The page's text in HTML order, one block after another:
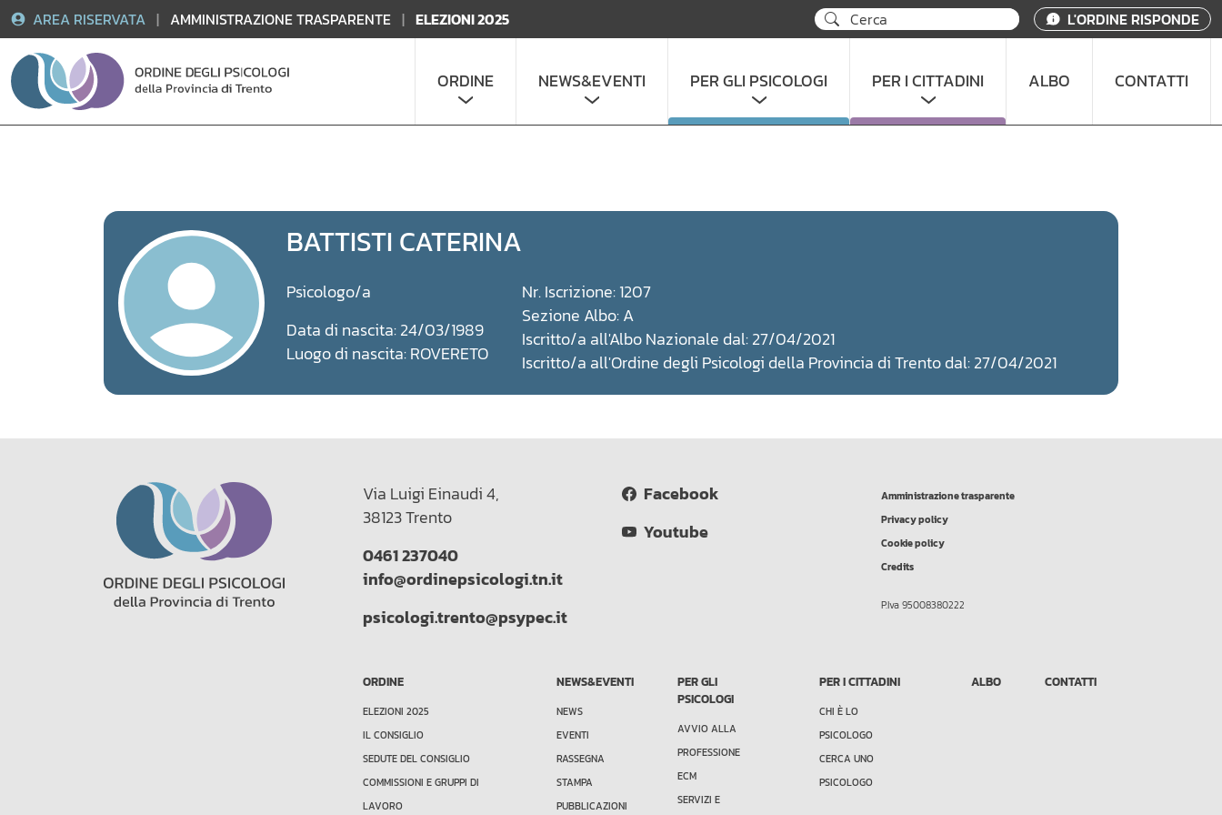
contenuto
AREA RISERVATA | AMMINISTRAZIONE TRASPARENTE | ELEZIONI 2025 L'ORDINE RISPONDE
ORDINE NEWS&EVENTI PER GLI PSICOLOGI PER I CITTADINI ALBO CONTATTI
BATTISTI CATERINA
Psicologo/a
Data di nascita: 24/03/1989
Luogo di nascita: ROVERETO
Nr. Iscrizione: 1207
Sezione Albo: A
Iscritto/a all'Albo Nazionale dal: 27/04/2021
Iscritto/a all'Ordine degli Psicologi della Provincia di Trento dal: 27/04/2021
Via Luigi Einaudi 4,
38123 Trento
0461 237040
info@ordinepsicologi.tn.it
psicologi.trento@psypec.it
Facebook
Youtube
Amministrazione trasparente
Privacy policy
Cookie policy
Credits
P.Iva 95008380222
ORDINE
ELEZIONI 2025
IL CONSIGLIO
SEDUTE DEL CONSIGLIO
COMMISSIONI E GRUPPI DI
LAVORO
NEWS&EVENTI
NEWS
EVENTI
RASSEGNA
STAMPA
PUBBLICAZIONI
PER GLI
PSICOLOGI
AVVIO ALLA
PROFESSIONE
ECM
SERVIZI E
PER I CITTADINI
CHI È LO
PSICOLOGO
CERCA UNO
PSICOLOGO
ALBO CONTATTI